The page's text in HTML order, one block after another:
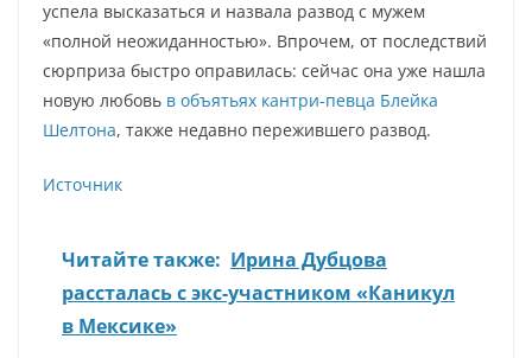
успела высказаться и назвала развод с мужем
«полной неожиданностью». Впрочем, от последствий
сюрприза быстро оправилась: сейчас она уже нашла
новую любовь в объятьях кантри-певца Блейка
Шелтона, также недавно пережившего развод.
Источник
Читайте также: Ирина Дубцова
рассталась с экс-участником «Каникул
в Мексике»